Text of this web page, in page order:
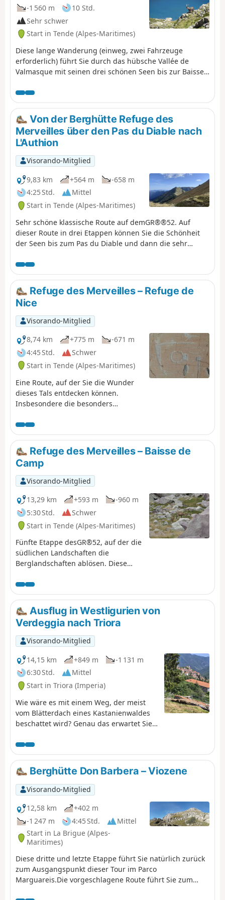
-1 560 m
10 Std.
Sehr schwer
Start in Tende (Alpes-Maritimes)
Diese lange Wanderung (einweg, zwei Fahrzeuge
erforderlich) führt Sie durch das hübsche Vallée de
Valmasque mit seinen drei schönen Seen bis zur Baisse
teilweise steilen und etwas schwindelerregenden Weg
zum Gipfel des Mont Bégo aufsteigen, in einer Gegend,
in der man wunderschöne Steinböcke beobachten kann.
Zum Abschluss folgt ein sehr langer Abstieg zu den Seen
rund um die Berghütte Refuge des Merveilles und dann
durch das Vallon de la Minière zum Lac des Mesches.
Von der Berghütte Refuge des
Merveilles über den Pas du Diable nach
L'Authion
Visorando-Mitglied
9,83 km
+564 m
-658 m
4:25 Std.
Mittel
Start in Tende (Alpes-Maritimes)
Sehr schöne klassische Route auf demGR®®52. Auf
dieser Route in drei Etappen können Sie die Schönheit
der Seen bis zum Pas du Diable und dann die sehr
des Mont Capelet Supérieur genießen. Nach der Baisse
Cavaline gelangen Sie schließlich in eine mediterranere
Landschaft und entdecken das Authion-Massiv, einen
historischen Ort am Ende des Zweiten Weltkriegs.
Refuge des Merveilles – Refuge de
Nice
Visorando-Mitglied
8,74 km
+775 m
-671 m
4:45 Std.
Schwer
Start in Tende (Alpes-Maritimes)
Eine Route, auf der Sie die Wunder
dieses Tals entdecken können.
Insbesondere die besonders
der Häuptling und der Altarstein.
Aber Vorsicht, diese Gebiete werden
überwacht!
Refuge des Merveilles – Baisse de
Camp
Visorando-Mitglied
13,29 km
+593 m
-960 m
5:30 Std.
Schwer
Start in Tende (Alpes-Maritimes)
Fünfte Etappe desGR®52, auf der die
südlichen Landschaften die
Berglandschaften ablösen. Diese
Höhenunterschieds anspruchsvoll
und folgt der ehemaligen
italienischen Grenze, wo Sie
zahlreiche militärische Überreste
entdecken können. Insbesondere am
Authion, wo eine der letzten
Schlachten in Frankreich stattfand,
bei der wenige Wochen vor dem
Waffenstillstand am 8. Mai 1945 273
französische Soldaten ums Leben
kamen. Das Panorama dort ist
fabelhaft.
Ausflug in Westligurien von
Verdeggia nach Triora
Visorando-Mitglied
14,15 km
+849 m
-1 131 m
6:30 Std.
Mittel
Start in Triora (Imperia)
Wie wäre es mit einem Weg, der meist
vom Blätterdach eines Kastanienwaldes
beschattet wird? Genau das erwartet Sie
Dorf Triora, dem berühmten Hexendorf!
Berghütte Don Barbera – Viozene
Visorando-Mitglied
12,58 km
+402 m
-1 247 m
4:45 Std.
Mittel
Start in La Brigue (Alpes-
Maritimes)
Diese dritte und letzte Etappe führt Sie natürlich zurück
zum Ausgangspunkt dieser Tour im Parco
Marguareis.Die vorgeschlagene Route führt Sie zum